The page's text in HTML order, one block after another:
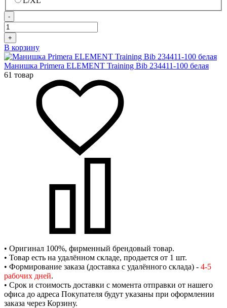
-
+
В корзину
Манишка Primera ELEMENT Training Bib 234411-100 белая
61 товар
• Оригинал 100%, фирменный брендовый товар.
• Товар есть на удалённом складе, продается от 1 шт.
• Формирование заказа (доставка с удалённого склада) - 4-5
рабочих дней.
• Срок и стоимость доставки с момента отправки от нашего
офиса до адреса Покупателя будут указаны при оформлении
заказа через Корзину.